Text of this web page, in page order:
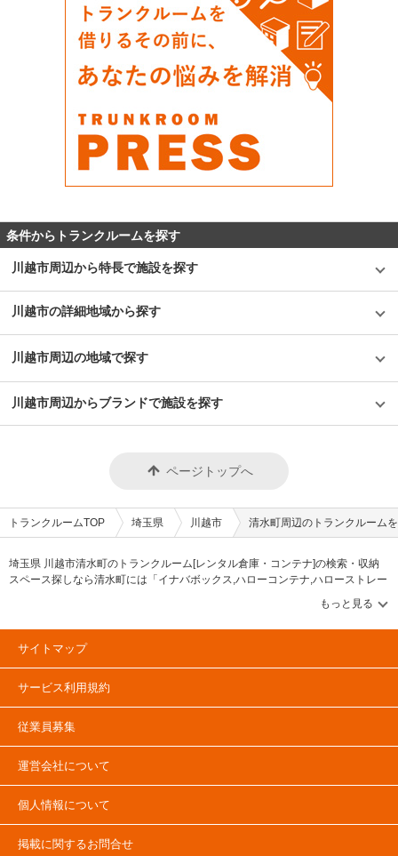
条件からトランクルームを探す
川越市周辺から特長で施設を探す
川越市の詳細地域から探す
川越市周辺の地域で探す
川越市周辺からブランドで施設を探す
ページトップへ
トランクルームTOP 埼玉県 川越市 清水町周辺のトランクルーム
埼玉県 川越市清水町のトランクルーム[レンタル倉庫・コンテナ]の検索・収納
スペース探しなら清水町には「イナバボックス,ハローコンテナ,ハローストレー
ジ」等のブランドが掲載されています。借りたい地域から探して、広さ・料金
[賃料]・セキュリティ・空調完備・24時間出し入れ可能などの希望条件で絞込
み！豊富な物件数から様々な方法でご希望の収納スペースを簡単に探せるトラ
ンクルーム情報サイトです。清水町で気になるトランクルームを見つけたら、
サイトマップ
サービス利用規約
従業員募集
運営会社について
個人情報について
掲載に関するお問合せ